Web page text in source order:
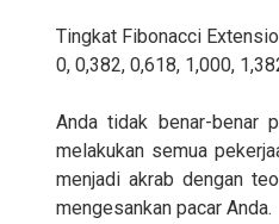
Tingkat Fibonacci
0, 0,382, 0,618, 1,000,
Anda tidak benar-benar
melakukan semua
menjadi akrab dengan
mengesankan pacar Anda.